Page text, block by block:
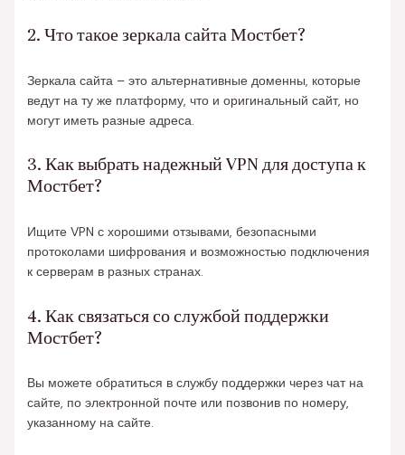
2. Что такое зеркала сайта Мостбет?
Зеркала сайта – это альтернативные доменны, которые
ведут на ту же платформу, что и оригинальный сайт, но
могут иметь разные адреса.
3. Как выбрать надежный VPN для доступа к
Мостбет?
Ищите VPN с хорошими отзывами, безопасными
протоколами шифрования и возможностью подключения
к серверам в разных странах.
4. Как связаться со службой поддержки
Мостбет?
Вы можете обратиться в службу поддержки через чат на
сайте, по электронной почте или позвонив по номеру,
указанному на сайте.